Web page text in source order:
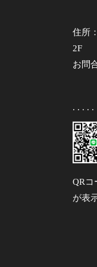
住所
2F
お問
. . . . .
QRコ
が表